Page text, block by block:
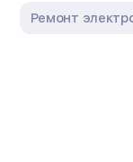
Ремонт